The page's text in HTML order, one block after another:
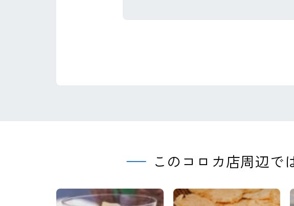
このコロカ店周辺で